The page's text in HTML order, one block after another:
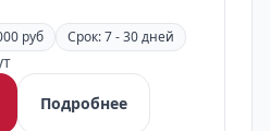
руб Срок: 7 - 30 дней
Подробнее